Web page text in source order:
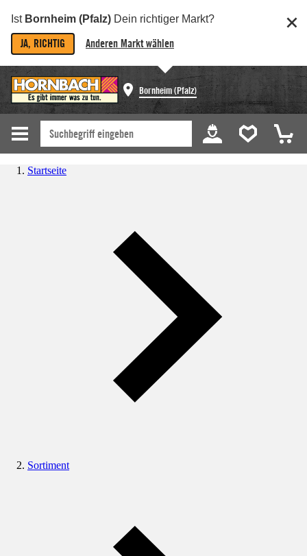
Ist Bornheim (Pfalz) Dein richtiger Markt?
JA, RICHTIG Anderen Markt wählen
Bornheim (Pfalz)
Startseite
Sortiment